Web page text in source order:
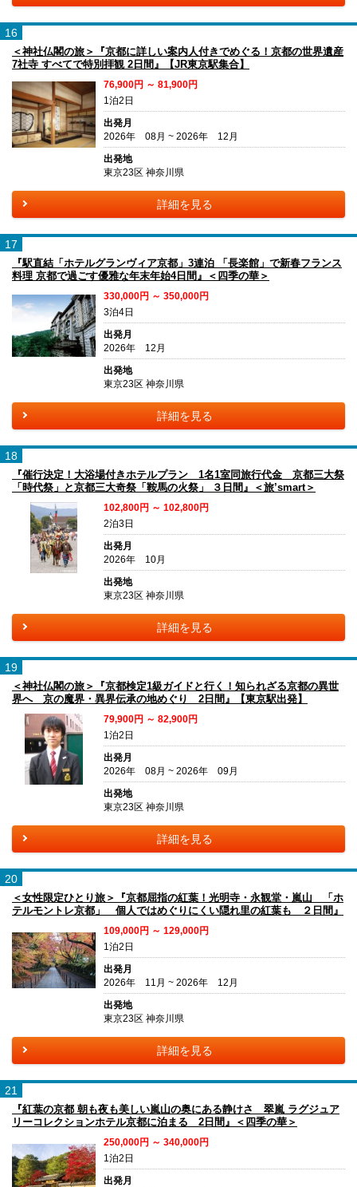
16
＜神社仏閣の旅＞『京都に詳しい案内人付きでめぐる！京都の世界遺産
7社寺 すべてで特別拝観 2日間』【JR東京駅集合】
76,900円 ～ 81,900円
1泊2日
出発月
2026年 08月 ~ 2026年 12月
出発地
東京23区 神奈川県
詳細を見る
17
『駅直結「ホテルグランヴィア京都」3連泊 「長楽館」で新春フランス
料理 京都で過ごす優雅な年末年始4日間』＜四季の華＞
330,000円 ～ 350,000円
3泊4日
出発月
2026年 12月
出発地
東京23区 神奈川県
詳細を見る
18
『催行決定！大浴場付きホテルプラン 1名1室同旅行代金 京都三大祭
「時代祭」と京都三大奇祭「鞍馬の火祭」 ３日間』＜旅’smart＞
102,800円 ～ 102,800円
2泊3日
出発月
2026年 10月
出発地
東京23区 神奈川県
詳細を見る
19
＜神社仏閣の旅＞『京都検定1級ガイドと行く！知られざる京都の異世
界へ 京の魔界・異界伝承の地めぐり 2日間』【東京駅出発】
79,900円 ～ 82,900円
1泊2日
出発月
2026年 08月 ~ 2026年 09月
出発地
東京23区 神奈川県
詳細を見る
20
＜女性限定ひとり旅＞『京都屈指の紅葉！光明寺・永観堂・嵐山 「ホ
テルモントレ京都」 個人ではめぐりにくい隠れ里の紅葉も ２日間』
109,000円 ～ 129,000円
1泊2日
出発月
2026年 11月 ~ 2026年 12月
出発地
東京23区 神奈川県
詳細を見る
21
『紅葉の京都 朝も夜も美しい嵐山の奥にある静けさ 翠嵐 ラグジュア
リーコレクションホテル京都に泊まる 2日間』＜四季の華＞
250,000円 ～ 340,000円
1泊2日
出発月